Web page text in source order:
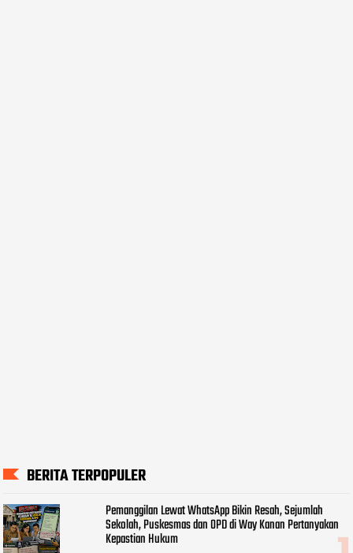
BERITA TERPOPULER
Pemanggilan Lewat WhatsApp Bikin Resah, Sejumlah
Sekolah, Puskesmas dan OPD di Way Kanan Pertanyakan
Kepastian Hukum